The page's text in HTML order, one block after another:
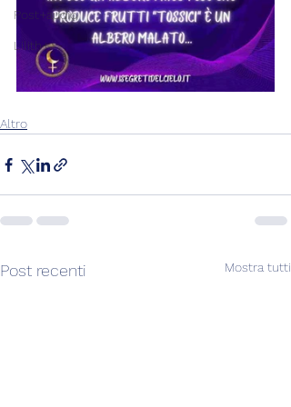
Post+audio
Lilith+
Altro
Post recenti Mostra tutti